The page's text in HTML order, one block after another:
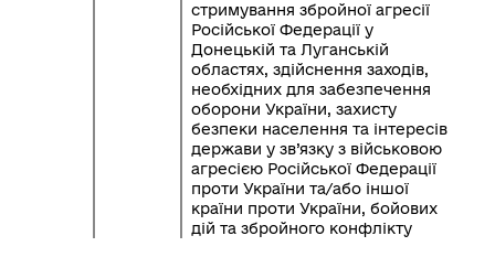
стримування збройної агресії
Російської Федерації у
Донецькій та Луганській
областях, здійснення заходів,
необхідних для забезпечення
оборони України, захисту
безпеки населення та інтересів
держави у зв’язку з військовою
агресією Російської Федерації
проти України та/або іншої
країни проти України, бойових
дій та збройного конфлікту